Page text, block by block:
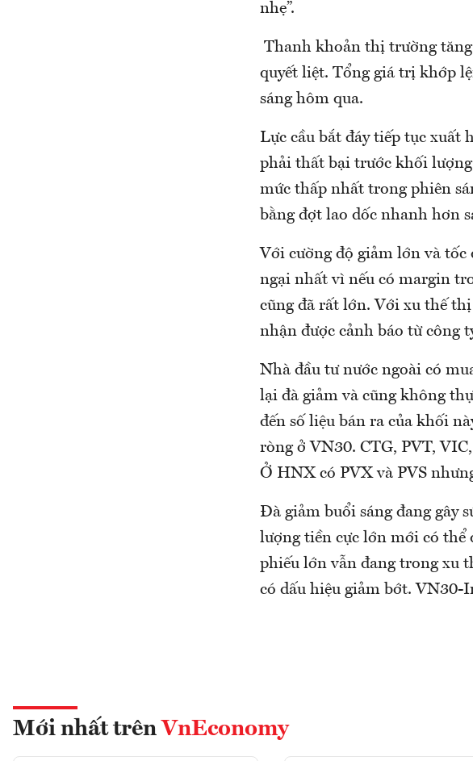
nhẹ”.
Thanh khoản thị trường
quyết liệt. Tổng giá trị khớp
sáng hôm qua.
Lực cầu bắt đáy tiếp tục xuất
phải thất bại trước khối lượng
mức thấp nhất trong phiên
bằng đợt lao dốc nhanh hơn
Với cường độ giảm lớn và
ngại nhất vì nếu có margin
cũng đã rất lớn. Với xu thế
nhận được cảnh báo từ công
Nhà đầu tư nước ngoài có
lại đà giảm và cũng không
đến số liệu bán ra của khối
ròng ở VN30. CTG, PVT,
Ở HNX có PVX và PVS
Đà giảm buổi sáng đang gây
lượng tiền cực lớn mới có thể
phiếu lớn vẫn đang trong xu
có dấu hiệu giảm bớt. VN30-
Mới nhất trên VnEconomy